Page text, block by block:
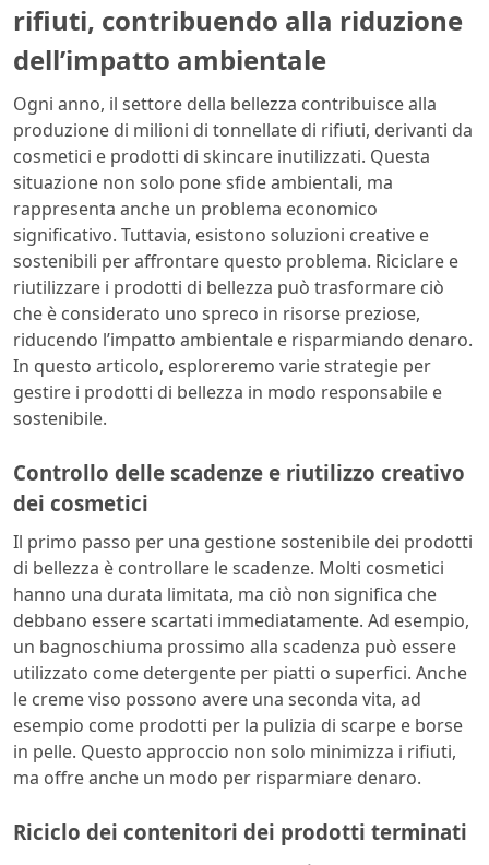
rifiuti, contribuendo alla riduzione
dell’impatto ambientale
Ogni anno, il settore della bellezza contribuisce alla
produzione di milioni di tonnellate di rifiuti, derivanti da
cosmetici e prodotti di skincare inutilizzati. Questa
situazione non solo pone sfide ambientali, ma
rappresenta anche un problema economico
significativo. Tuttavia, esistono soluzioni creative e
sostenibili per affrontare questo problema. Riciclare e
riutilizzare i prodotti di bellezza può trasformare ciò
che è considerato uno spreco in risorse preziose,
riducendo l’impatto ambientale e risparmiando denaro.
In questo articolo, esploreremo varie strategie per
gestire i prodotti di bellezza in modo responsabile e
sostenibile.
Controllo delle scadenze e riutilizzo creativo
dei cosmetici
Il primo passo per una gestione sostenibile dei prodotti
di bellezza è controllare le scadenze. Molti cosmetici
hanno una durata limitata, ma ciò non significa che
debbano essere scartati immediatamente. Ad esempio,
un bagnoschiuma prossimo alla scadenza può essere
utilizzato come detergente per piatti o superfici. Anche
le creme viso possono avere una seconda vita, ad
esempio come prodotti per la pulizia di scarpe e borse
in pelle. Questo approccio non solo minimizza i rifiuti,
ma offre anche un modo per risparmiare denaro.
Riciclo dei contenitori dei prodotti terminati